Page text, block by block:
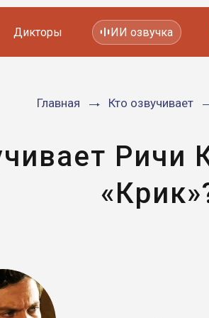
Мультфильмов
Дикторы ИИ озвучка
Главная Кто озвучивает